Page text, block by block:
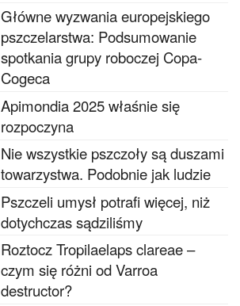
Główne wyzwania europejskiego
pszczelarstwa: Podsumowanie
spotkania grupy roboczej Copa-
Cogeca
Apimondia 2025 właśnie się
rozpoczyna
Nie wszystkie pszczoły są duszami
towarzystwa. Podobnie jak ludzie
Pszczeli umysł potrafi więcej, niż
dotychczas sądziliśmy
Roztocz Tropilaelaps clareae –
czym się różni od Varroa
destructor?